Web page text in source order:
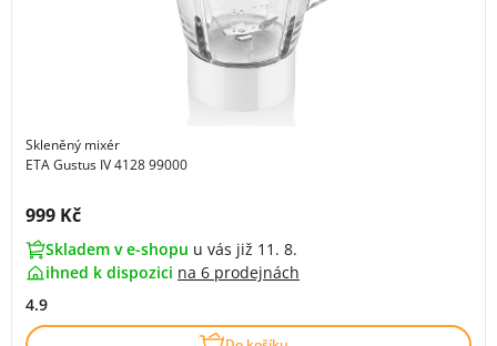
Skleněný mixér
ETA Gustus IV 4128 99000
Cena s DPH:
999 Kč
Skladem v e-shopu u vás již 11. 8.
ihned k dispozici na 6 prodejnách
4.9